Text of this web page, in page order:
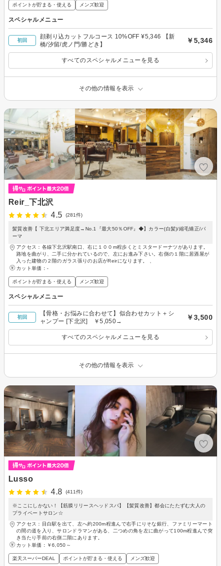
ポイントが貯まる・使える メンズ歓迎
スペシャルメニュー
初回
顔剃り込カットフルコース 10%OFF ¥5,346 【新
橋/汐留/虎ノ門/勝どき】
￥5,346
すべてのスペシャルメニューを見る
その他の情報を表示
Reir_下北沢
4.5
(281件)
髪質改善【 下北エリア満足度→No.1『最大50％OFF』◆】カラー(白髪)/縮毛矯正/パ
ーマ
アクセス：各線下北沢駅南口、右に１００m程歩くとミスタードーナツがあります。
路地を曲がり、二手に分かれているので、左にお進み下さい。右側の１階に居酒屋が
入った建物の２階のガラス張りのお店がReirになります。 、
カット単価： -
ポイントが貯まる・使える メンズ歓迎
スペシャルメニュー
初回
【骨格・お悩みに合わせて】似合わせカット＋シ
ャンプー [下北沢] ￥5,050→
￥3,500
すべてのスペシャルメニューを見る
その他の情報を表示
Lusso
4.8
(411件)
※ここにしかない！【筋膜リリースヘッドスパ】【髪質改善】都会にたたずむ大人の
プライベートサロン☆
アクセス：目白駅を出て、左へ約200m程進んで右手にりそな銀行、ファミリーマート
の間の道を入り、サロンドラマンがある、二つめの角を左に曲がって100m程進んで突
き当たり手前の右側二階にあります。
カット単価： ￥6,050～
楽天スーパーDEAL ポイントが貯まる・使える メンズ歓迎